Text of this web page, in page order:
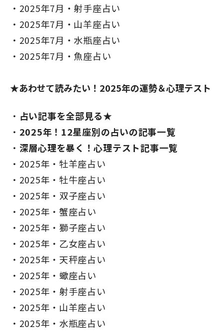
2025年7月・射手座占い
2025年7月・山羊座占い
2025年7月・水瓶座占い
2025年7月・魚座占い
★あわせて読みたい！2025年の運勢＆心理テスト
占い記事を全部見る★
2025年！12星座別の占いの記事一覧
深層心理を暴く！心理テスト記事一覧
2025年・牡羊座占い
2025年・牡牛座占い
2025年・双子座占い
2025年・蟹座占い
2025年・獅子座占い
2025年・乙女座占い
2025年・天秤座占い
2025年・蠍座占い
2025年・射手座占い
2025年・山羊座占い
2025年・水瓶座占い